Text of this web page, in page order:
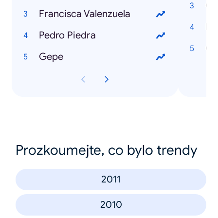
Francisca Valenzuela
Pedro Piedra
Gepe
Prozkoumejte, co bylo trendy
2011
2010